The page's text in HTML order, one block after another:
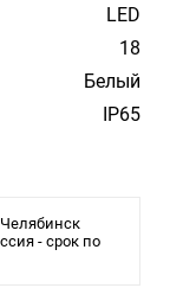
LED
18
Белый
IP65
- срок по